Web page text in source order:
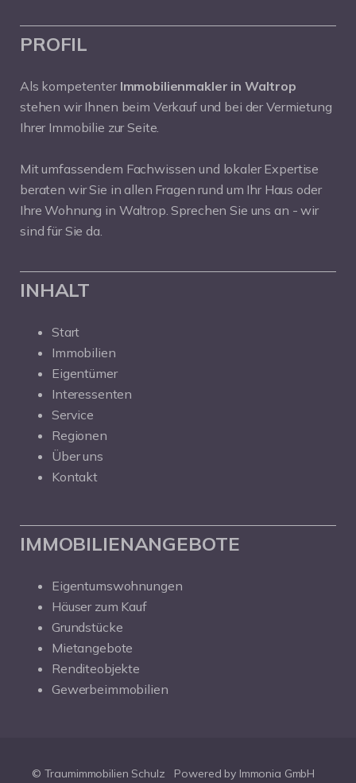
PROFIL
Als kompetenter Immobilienmakler in Waltrop
stehen wir Ihnen beim Verkauf und bei der Vermietung
Ihrer Immobilie zur Seite.
Mit umfassendem Fachwissen und lokaler Expertise
beraten wir Sie in allen Fragen rund um Ihr Haus oder
Ihre Wohnung in Waltrop. Sprechen Sie uns an - wir
sind für Sie da.
INHALT
Start
Immobilien
Eigentümer
Interessenten
Service
Regionen
Über uns
Kontakt
IMMOBILIENANGEBOTE
Eigentumswohnungen
Häuser zum Kauf
Grundstücke
Mietangebote
Renditeobjekte
Gewerbeimmobilien
© Traumimmobilien Schulz Powered by Immonia GmbH